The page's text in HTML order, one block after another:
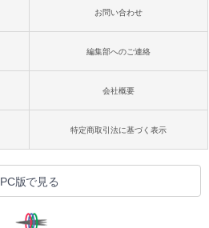
お問い合わせ
編集部へのご連絡
会社概要
特定商取引法に基づく表示
PC版で見る